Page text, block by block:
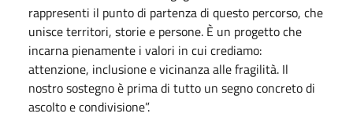
rappresenti il punto di partenza di questo percorso, che
unisce territori, storie e persone. È un progetto che
incarna pienamente i valori in cui crediamo:
attenzione, inclusione e vicinanza alle fragilità. Il
nostro sostegno è prima di tutto un segno concreto di
ascolto e condivisione”.